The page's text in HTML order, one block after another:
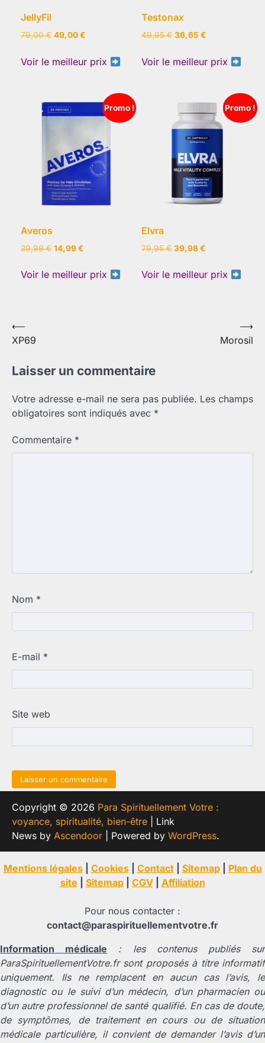
JellyFil
79,00€ Le
initial
49,00€Le
actuel
est :
Voir le meilleur prix
Testonax
49,95€ Le
initial
36,65€Le
actuel
est :
Voir le meilleur prix
Promo !
Averos
29,99€ Le
initial
14,99€Le
actuel
est :
Voir le meilleur prix
Promo !
Elvra
79,95€ Le
initial
39,98€Le
actuel
est :
Voir le meilleur prix
Navigation
de
l’article
⟵
XP69
Morosil
⟶
Laisser un commentaire
Votre adresse e-mail ne sera pas publiée. Les champs
obligatoires sont indiqués avec *
Commentaire *
Nom *
E-mail *
Site web
Copyright © 2026 Para Spirituellement Votre :
voyance, spiritualité, bien-être | Link
News by Ascendoor | Powered by WordPress.
Mentions légales| Cookies| Contact| Sitemap| Plan du
site
Sitemap| CGV| Affiliation
Pour nous contacter :
contact@paraspirituellementvotre.fr
Information médicale : les contenus publiés sur
ParaSpirituellementVotre.fr sont proposés à titre informatif
uniquement. Ils ne remplacent en aucun cas l’avis, le
diagnostic ou le suivi d’un médecin, d’un pharmacien ou
d’un autre professionnel de santé qualifié. En cas de doute,
de symptômes, de traitement en cours ou de situation
médicale particulière, il convient de demander l’avis d’un